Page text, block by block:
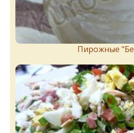
Пирожныe